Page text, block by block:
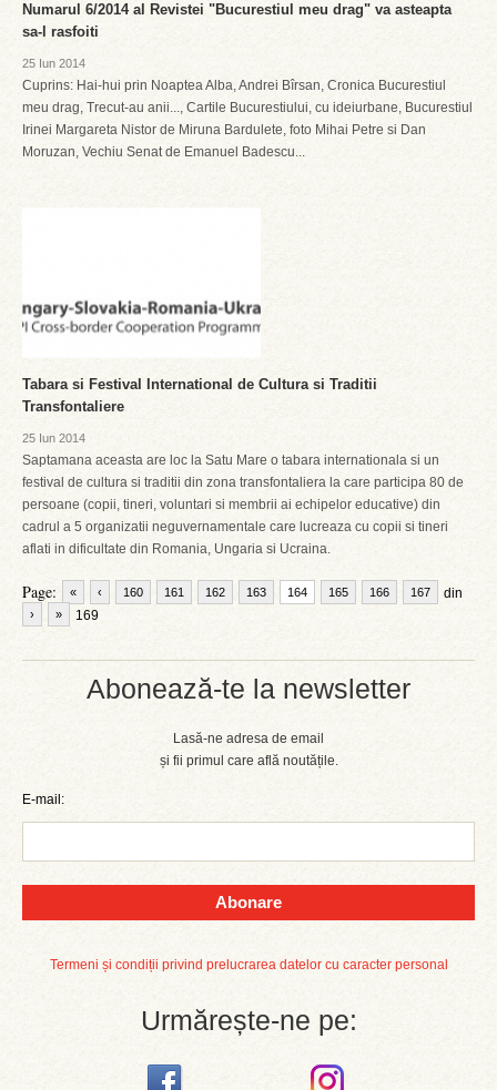
Abonează-te la newsletter
Lasă-ne adresa de email
și fii primul care află noutățile.
E-mail:
Abonare
Termeni și condiții privind prelucrarea datelor cu caracter personal
Urmărește-ne pe:
Numarul 6/2014 al Revistei "Bucurestiul meu drag" va asteapta
sa-l rasfoiti
25 Iun 2014
Cuprins: Hai-hui prin Noaptea Alba, Andrei Bîrsan, Cronica Bucurestiul
meu drag, Trecut-au anii..., Cartile Bucurestiului, cu ideiurbane, Bucurestiul
Irinei Margareta Nistor de Miruna Bardulete, foto Mihai Petre si Dan
Moruzan, Vechiu Senat de Emanuel Badescu...
Tabara si Festival International de Cultura si Traditii
Transfontaliere
25 Iun 2014
Saptamana aceasta are loc la Satu Mare o tabara internationala si un
festival de cultura si traditii din zona transfontaliera la care participa 80 de
persoane (copii, tineri, voluntari si membrii ai echipelor educative) din
cadrul a 5 organizatii neguvernamentale care lucreaza cu copii si tineri
aflati in dificultate din Romania, Ungaria si Ucraina.
Page: « ‹ 160 161 162 163 164 165 166 167
din
169
› »